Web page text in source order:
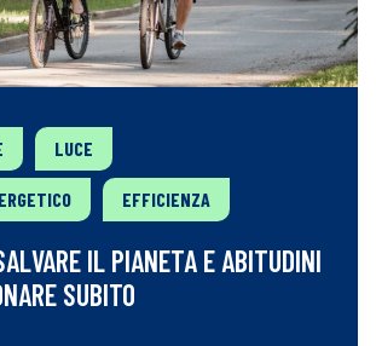
LUCE
EFFICIENZA
IL PIANETA E ABITUDINI
SUBITO